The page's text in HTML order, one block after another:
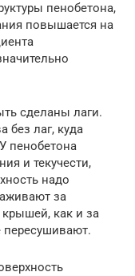
пенобетона,
повышается на
сделаны лаги.
без лаг, куда
пенобетона
и текучести,
надо
за
как и за